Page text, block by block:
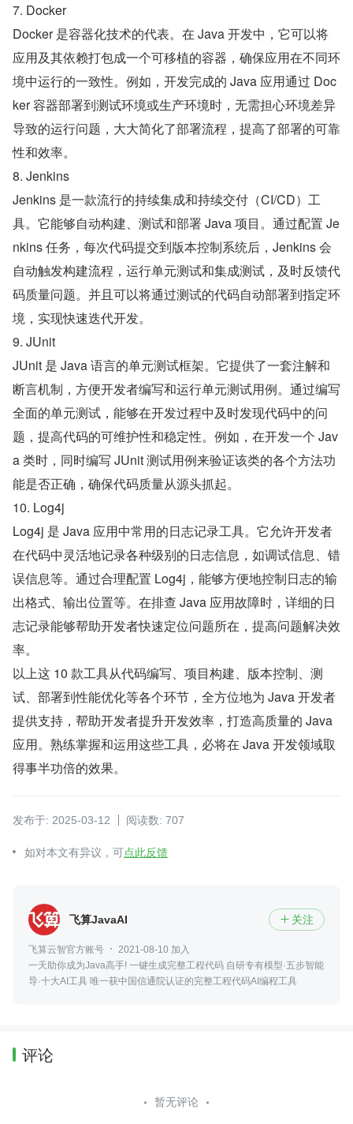
7. Docker
Docker 是容器化技术的代表。在 Java 开发中，它可以将
应用及其依赖打包成一个可移植的容器，确保应用在不同环
境中运行的一致性。例如，开发完成的 Java 应用通过 Doc
ker 容器部署到测试环境或生产环境时，无需担心环境差异
导致的运行问题，大大简化了部署流程，提高了部署的可靠
性和效率。
8. Jenkins
Jenkins 是一款流行的持续集成和持续交付（CI/CD）工
具。它能够自动构建、测试和部署 Java 项目。通过配置 Je
nkins 任务，每次代码提交到版本控制系统后，Jenkins 会
自动触发构建流程，运行单元测试和集成测试，及时反馈代
码质量问题。并且可以将通过测试的代码自动部署到指定环
境，实现快速迭代开发。
9. JUnit
JUnit 是 Java 语言的单元测试框架。它提供了一套注解和
断言机制，方便开发者编写和运行单元测试用例。通过编写
全面的单元测试，能够在开发过程中及时发现代码中的问
题，提高代码的可维护性和稳定性。例如，在开发一个 Jav
a 类时，同时编写 JUnit 测试用例来验证该类的各个方法功
能是否正确，确保代码质量从源头抓起。
10. Log4j
Log4j 是 Java 应用中常用的日志记录工具。它允许开发者
在代码中灵活地记录各种级别的日志信息，如调试信息、错
误信息等。通过合理配置 Log4j，能够方便地控制日志的输
出格式、输出位置等。在排查 Java 应用故障时，详细的日
志记录能够帮助开发者快速定位问题所在，提高问题解决效
率。
以上这 10 款工具从代码编写、项目构建、版本控制、测
试、部署到性能优化等各个环节，全方位地为 Java 开发者
提供支持，帮助开发者提升开发效率，打造高质量的 Java
应用。熟练掌握和运用这些工具，必将在 Java 开发领域取
得事半功倍的效果。
发布于: 2025-03-12 阅读数: 707
如对本文有异议，可点此反馈
飞算JavaAI  关注
飞算云智官方账号
2021-08-10 加入
一天助你成为Java高手! 一键生成完整工程代码 自研专有模型·五步智能
导·十大AI工具 唯一获中国信通院认证的完整工程代码AI编程工具
评论
暂无评论